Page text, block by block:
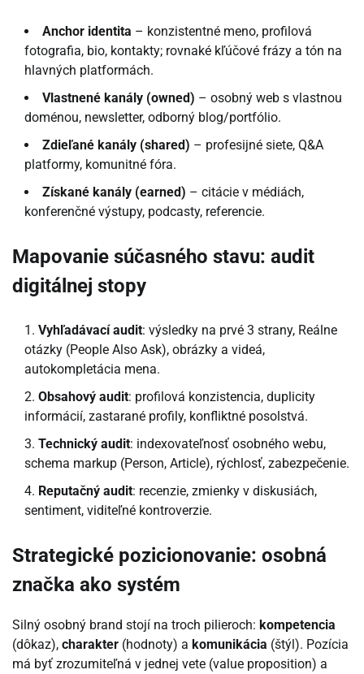
Anchor identita – konzistentné meno, profilová
fotografia, bio, kontakty; rovnaké kľúčové frázy a tón na
hlavných platformách.
Vlastnené kanály (owned) – osobný web s vlastnou
doménou, newsletter, odborný blog/portfólio.
Zdieľané kanály (shared) – profesijné siete, Q&A
platformy, komunitné fóra.
Získané kanály (earned) – citácie v médiách,
konferenčné výstupy, podcasty, referencie.
Mapovanie súčasného stavu: audit
digitálnej stopy
Vyhľadávací audit: výsledky na prvé 3 strany, Reálne
otázky (People Also Ask), obrázky a videá,
autokompletácia mena.
Obsahový audit: profilová konzistencia, duplicity
informácií, zastarané profily, konfliktné posolstvá.
Technický audit: indexovateľnosť osobného webu,
schema markup (Person, Article), rýchlosť, zabezpečenie.
Reputačný audit: recenzie, zmienky v diskusiách,
sentiment, viditeľné kontroverzie.
Strategické pozicionovanie: osobná
značka ako systém
Silný osobný brand stojí na troch pilieroch: kompetencia
(dôkaz), charakter (hodnoty) a komunikácia (štýl). Pozícia
má byť zrozumiteľná v jednej vete (value proposition) a